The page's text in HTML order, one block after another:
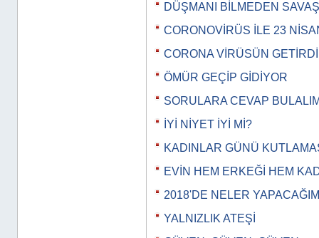
DÜŞMANI BİLMEDEN
CORONOVİRÜS İLE 23
CORONA VİRÜSÜN
ÖMÜR GEÇİP GİDİYOR
SORULARA CEVAP
İYİ NİYET İYİ Mİ?
KADINLAR GÜNÜ
EVİN HEM ERKEĞİ HEM
2018'DE NELER YAPACAĞIM
YALNIZLIK ATEŞİ